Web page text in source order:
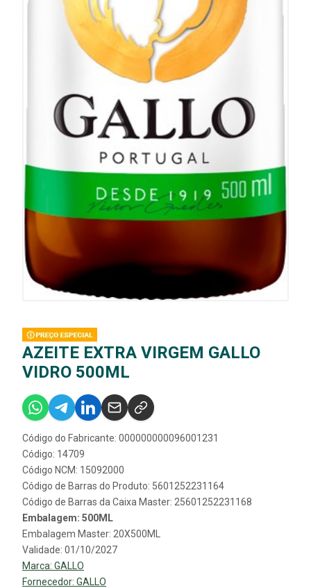
AZEITE EXTRA VIRGEM GALLO
VIDRO 500ML
Código do Fabricante: 000000000096001231
Código: 14709
Código NCM: 15092000
Código de Barras do Produto: 5601252231164
Código de Barras da Caixa Master: 25601252231168
Embalagem: 500ML
Embalagem Master: 20X500ML
Validade: 01/10/2027
Marca: GALLO
Fornecedor: GALLO